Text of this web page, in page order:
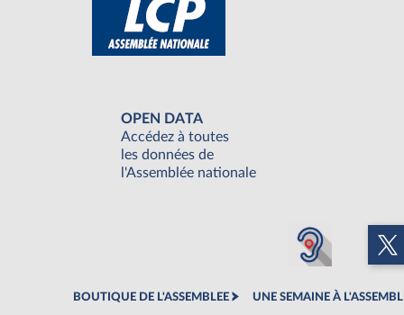
OPEN DATA
Accédez à toutes
les données de
l'Assemblée nationale
BOUTIQUE DE L'ASSEMBLEE UNE SEMAINE À